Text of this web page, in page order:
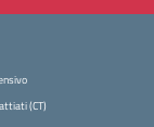
(CT)
iniziale della scuola